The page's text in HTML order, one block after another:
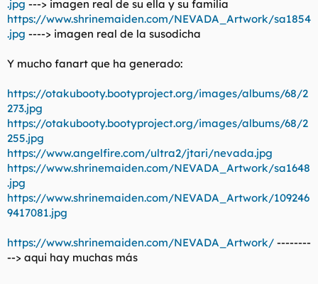
.jpg ---> imagen real de su ella y su familia
https://www.shrinemaiden.com/NEVADA_Artwork/sa1854
.jpg ----> imagen real de la susodicha
Y mucho fanart que ha generado:
https://otakubooty.bootyproject.org/images/albums/68/2
273.jpg
https://otakubooty.bootyproject.org/images/albums/68/2
255.jpg
https://www.angelfire.com/ultra2/jtari/nevada.jpg
https://www.shrinemaiden.com/NEVADA_Artwork/sa1648
.jpg
https://www.shrinemaiden.com/NEVADA_Artwork/109246
9417081.jpg
https://www.shrinemaiden.com/NEVADA_Artwork/ --------
--> aqui hay muchas más